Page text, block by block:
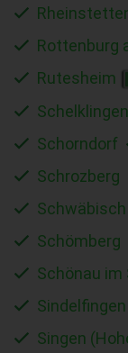
Rottenburg
Rutesheim
Schelklingen
Schorndorf
Schrozberg
Schömberg
Schönau
Sindelfingen
Singen